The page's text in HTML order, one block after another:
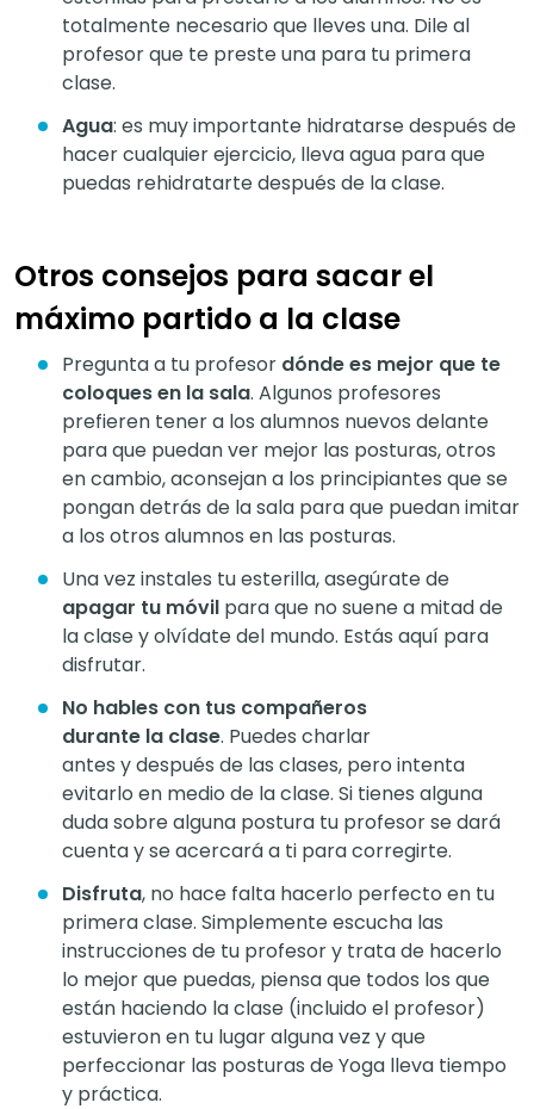
totalmente necesario que lleves una. Dile al
profesor que te preste una para tu primera
clase.
Agua: es muy importante hidratarse después de
hacer cualquier ejercicio, lleva agua para que
puedas rehidratarte después de la clase.
Otros consejos para sacar el
máximo partido a la clase
Pregunta a tu profesor dónde es mejor que te
coloques en la sala. Algunos profesores
prefieren tener a los alumnos nuevos delante
para que puedan ver mejor las posturas, otros
en cambio, aconsejan a los principiantes que se
pongan detrás de la sala para que puedan imitar
a los otros alumnos en las posturas.
Una vez instales tu esterilla, asegúrate de
apagar tu móvil para que no suene a mitad de
la clase y olvídate del mundo. Estás aquí para
disfrutar.
No hables con tus compañeros
durante la clase. Puedes charlar
antes y después de las clases, pero intenta
evitarlo en medio de la clase. Si tienes alguna
duda sobre alguna postura tu profesor se dará
cuenta y se acercará a ti para corregirte.
Disfruta, no hace falta hacerlo perfecto en tu
primera clase. Simplemente escucha las
instrucciones de tu profesor y trata de hacerlo
lo mejor que puedas, piensa que todos los que
están haciendo la clase (incluido el profesor)
estuvieron en tu lugar alguna vez y que
perfeccionar las posturas de Yoga lleva tiempo
y práctica.